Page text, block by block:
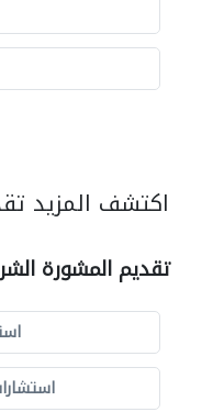
اكتشف المزيد
تقديم المشورة